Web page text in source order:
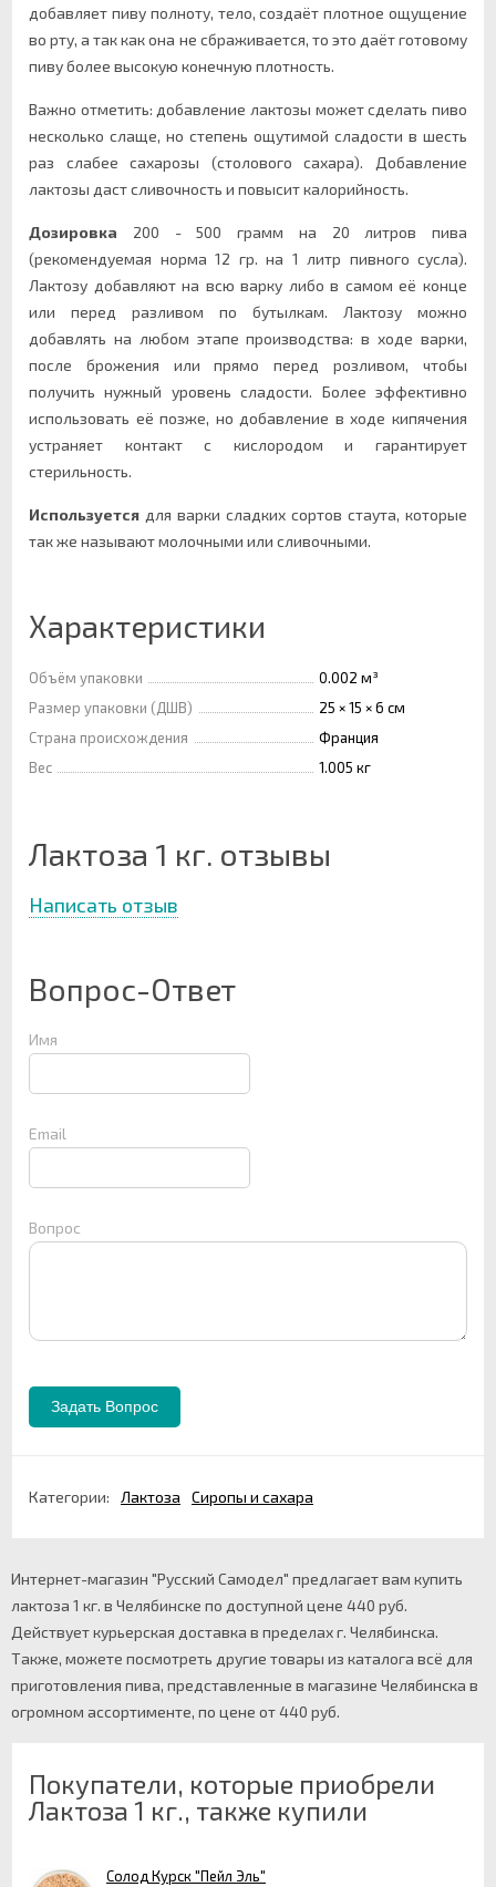
добавляет пиву полноту, тело, создаёт плотное ощущение
во рту, а так как она не сбраживается, то это даёт готовому
пиву более высокую конечную плотность.
Важно отметить: добавление лактозы может сделать пиво
несколько слаще, но степень ощутимой сладости в шесть
раз слабее сахарозы (столового сахара). Добавление
лактозы даст сливочность и повысит калорийность.
Дозировка 200 - 500 грамм на 20 литров пива
(рекомендуемая норма 12 гр. на 1 литр пивного сусла).
Лактозу добавляют на всю варку либо в самом её конце
или перед разливом по бутылкам. Лактозу можно
добавлять на любом этапе производства: в ходе варки,
после брожения или прямо перед розливом, чтобы
получить нужный уровень сладости. Более эффективно
использовать её позже, но добавление в ходе кипячения
устраняет контакт с кислородом и гарантирует
стерильность.
Используется для варки сладких сортов стаута, которые
так же называют молочными или сливочными.
Характеристики
Объём упаковки
0.002 м³
Размер упаковки (ДШВ)
25 × 15 × 6 см
Страна происхождения
Франция
Вес
1.005 кг
Лактоза 1 кг. отзывы
Написать отзыв
Вопрос-Ответ
Имя
Email
Вопрос
Категории: Лактоза Сиропы и сахара
Интернет-магазин "Русский Самодел" предлагает вам купить
лактоза 1 кг. в Челябинске по доступной цене 440 руб.
Действует курьерская доставка в пределах г. Челябинска.
Также, можете посмотреть другие товары из каталога всё для
приготовления пива, представленные в магазине Челябинска в
огромном ассортименте, по цене от 440 руб.
Покупатели, которые приобрели
Лактоза 1 кг., также купили
Солод Курск "Пейл Эль"